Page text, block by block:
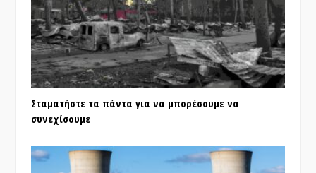
Σταματήστε τα πάντα για να μπορέσουμε να
συνεχίσουμε